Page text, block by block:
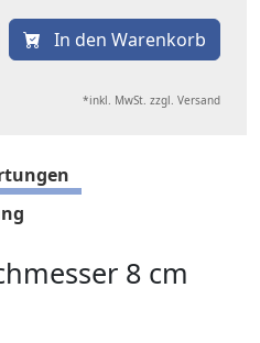
In den Warenkorb
*inkl. MwSt. zzgl. Versand
8 cm